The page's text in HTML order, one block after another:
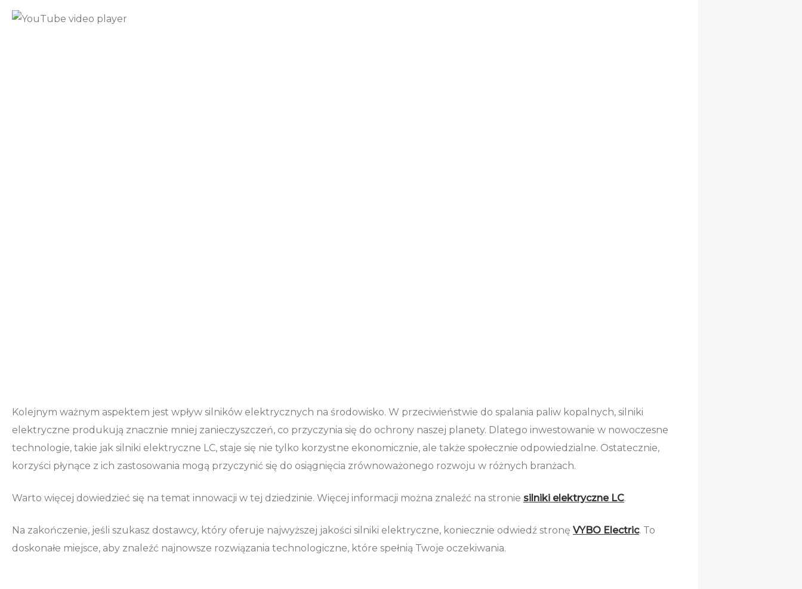
Kolejnym ważnym aspektem jest wpływ silników elektrycznych na środowisko. W przeciwieństwie do spalania paliw kopalnych, silniki
elektryczne produkują znacznie mniej zanieczyszczeń, co przyczynia się do ochrony naszej planety. Dlatego inwestowanie w nowoczesne
technologie, takie jak silniki elektryczne LC, staje się nie tylko korzystne ekonomicznie, ale także społecznie odpowiedzialne. Ostatecznie,
korzyści płynące z ich zastosowania mogą przyczynić się do osiągnięcia zrównoważonego rozwoju w różnych branżach.
Warto więcej dowiedzieć się na temat innowacji w tej dziedzinie. Więcej informacji można znaleźć na stronie silniki elektryczne LC.
Na zakończenie, jeśli szukasz dostawcy, który oferuje najwyższej jakości silniki elektryczne, koniecznie odwiedź stronę VYBO Electric. To
doskonałe miejsce, aby znaleźć najnowsze rozwiązania technologiczne, które spełnią Twoje oczekiwania.